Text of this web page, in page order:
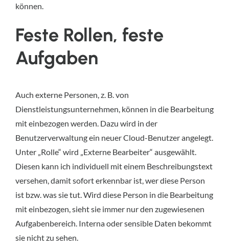
können.
Feste Rollen, feste
Aufgaben
Auch externe Personen, z. B. von
Dienstleistungsunternehmen, können in die Bearbeitung
mit einbezogen werden. Dazu wird in der
Benutzerverwaltung ein neuer Cloud-Benutzer angelegt.
Unter „Rolle“ wird „Externe Bearbeiter“ ausgewählt.
Diesen kann ich individuell mit einem Beschreibungstext
versehen, damit sofort erkennbar ist, wer diese Person
ist bzw. was sie tut. Wird diese Person in die Bearbeitung
mit einbezogen, sieht sie immer nur den zugewiesenen
Aufgabenbereich. Interna oder sensible Daten bekommt
sie nicht zu sehen.